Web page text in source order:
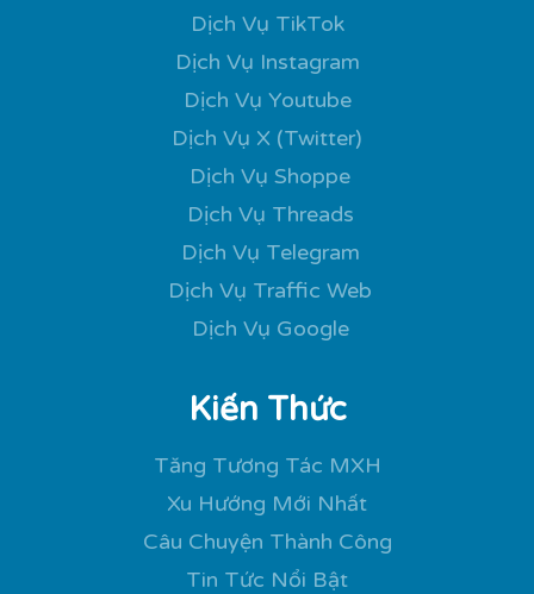
Dịch Vụ TikTok
Dịch Vụ Instagram
Dịch Vụ Youtube
Dịch Vụ X (Twitter)
Dịch Vụ Shoppe
Dịch Vụ Threads
Dịch Vụ Telegram
Dịch Vụ Traffic Web
Dịch Vụ Google
Kiến Thức
Tăng Tương Tác MXH
Xu Hướng Mới Nhất
Câu Chuyện Thành Công
Tin Tức Nổi Bật